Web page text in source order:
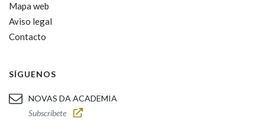
Mapa web
Aviso legal
Contacto
SÍGUENOS
NOVAS DA ACADEMIA
Subscríbete